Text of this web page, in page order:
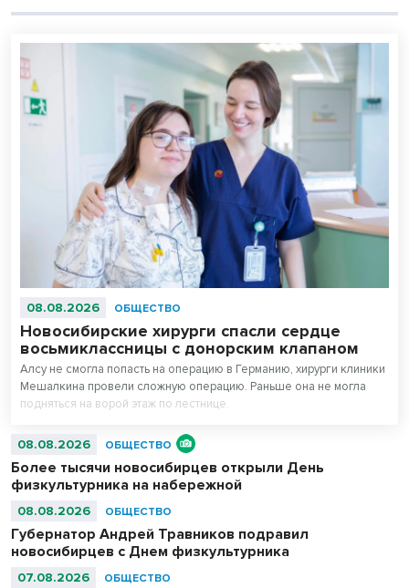
08.08.2026 ОБЩЕСТВО
Новосибирские хирурги спасли сердце
восьмиклассницы с донорским клапаном
Алсу не смогла попасть на операцию в Германию, хирурги клиники
Мешалкина провели сложную операцию. Раньше она не могла
подняться на ворой этаж по лестнице.
08.08.2026 ОБЩЕСТВО
Более тысячи новосибирцев открыли День
физкультурника на набережной
08.08.2026 ОБЩЕСТВО
Губернатор Андрей Травников подравил
новосибирцев с Днем физкультурника
07.08.2026 ОБЩЕСТВО